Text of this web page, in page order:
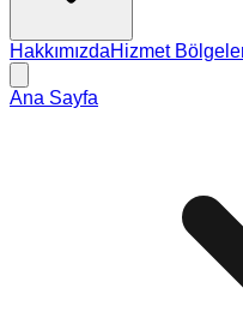
HakkımızdaHizmet
Ana Sayfa